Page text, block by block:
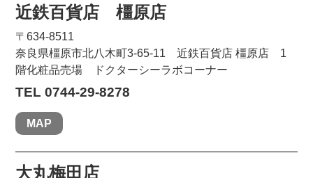
近鉄百貨店 橿原店
〒634-8511
奈良県橿原市北八木町3-65-11 近鉄百貨店 橿原店 1
階化粧品売場 ドクターシーラボコーナー
TEL 0744-29-8278
MAP
大丸梅田店